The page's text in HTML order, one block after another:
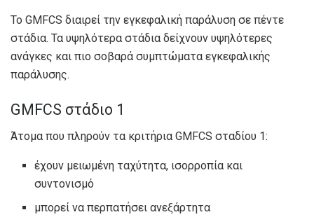
Το GMFCS διαιρεί την εγκεφαλική παράλυση σε πέντε
στάδια. Τα υψηλότερα στάδια δείχνουν υψηλότερες
ανάγκες και πιο σοβαρά συμπτώματα εγκεφαλικής
παράλυσης.
GMFCS στάδιο 1
Άτομα που πληρούν τα κριτήρια GMFCS σταδίου 1:
έχουν μειωμένη ταχύτητα, ισορροπία και
συντονισμό
μπορεί να περπατήσει ανεξάρτητα